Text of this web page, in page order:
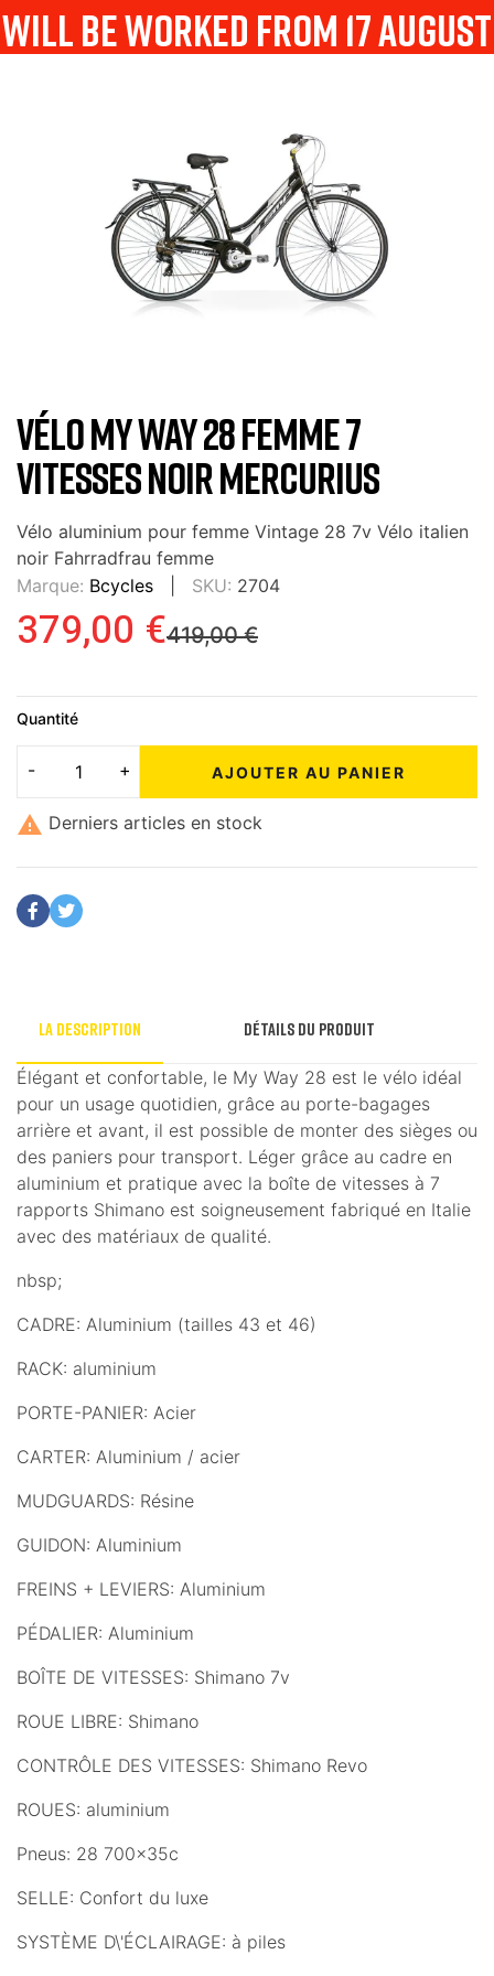
will be worked from 17 august
VÉLO MY WAY 28 FEMME 7
VITESSES NOIR MERCURIUS
Vélo aluminium pour femme Vintage 28 7v Vélo italien
noir Fahrradfrau femme
Marque: Bcycles SKU: 2704
419,00 €
379,00 €
Quantité
AJOUTER AU PANIER
 Derniers articles en stock
La description Détails du produit
Élégant et confortable, le My Way 28 est le vélo idéal
pour un usage quotidien, grâce au porte-bagages
arrière et avant, il est possible de monter des sièges ou
des paniers pour transport. Léger grâce au cadre en
aluminium et pratique avec la boîte de vitesses à 7
rapports Shimano est soigneusement fabriqué en Italie
avec des matériaux de qualité.
nbsp;
CADRE: Aluminium (tailles 43 et 46)
RACK: aluminium
PORTE-PANIER: Acier
CARTER: Aluminium / acier
MUDGUARDS: Résine
GUIDON: Aluminium
FREINS + LEVIERS: Aluminium
PÉDALIER: Aluminium
BOÎTE DE VITESSES: Shimano 7v
ROUE LIBRE: Shimano
CONTRÔLE DES VITESSES: Shimano Revo
ROUES: aluminium
Pneus: 28 700x35c
SELLE: Confort du luxe
SYSTÈME D\'ÉCLAIRAGE: à piles